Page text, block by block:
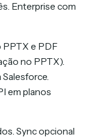
Enterprise com
e PDF
no PPTX).
em planos
Sync opcional